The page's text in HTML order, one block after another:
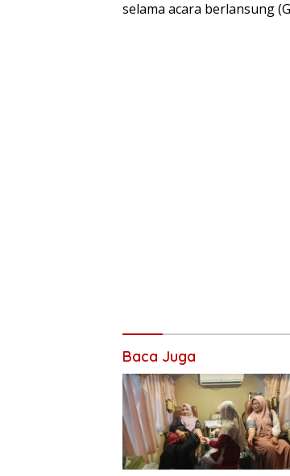
selama acara berlansung
Baca Juga